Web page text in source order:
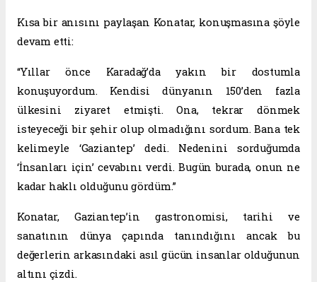
Kısa bir anısını paylaşan Konatar, konuşmasına şöyle
devam etti:
“Yıllar önce Karadağ’da yakın bir dostumla
konuşuyordum. Kendisi dünyanın 150’den fazla
ülkesini ziyaret etmişti. Ona, tekrar dönmek
isteyeceği bir şehir olup olmadığını sordum. Bana tek
kelimeyle ‘Gaziantep’ dedi. Nedenini sorduğumda
‘İnsanları için’ cevabını verdi. Bugün burada, onun ne
kadar haklı olduğunu gördüm.”
Konatar, Gaziantep’in gastronomisi, tarihi ve
sanatının dünya çapında tanındığını ancak bu
değerlerin arkasındaki asıl gücün insanlar olduğunun
altını çizdi.